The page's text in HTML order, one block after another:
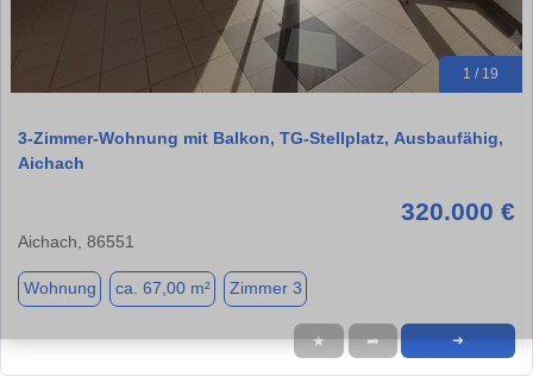
1 / 19
3-Zimmer-Wohnung mit Balkon, TG-Stellplatz, Ausbaufähig,
Aichach
320.000 €
Aichach, 86551
Wohnung ca. 67,00 m² Zimmer 3
★ ➦ ➜